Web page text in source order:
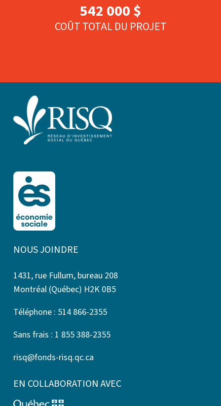
542 000 $
COÛT TOTAL DU PROJET
NOUS JOINDRE
1431, rue Fullum, bureau 208
Montréal (Québec) H2K 0B5
Téléphone : 514 866-2355
Sans frais : 1 855 388-2355
risq@fonds-risq.qc.ca
EN COLLABORATION AVEC